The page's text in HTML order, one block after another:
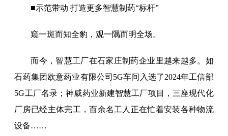
■示范带动 打造更多智慧制药“标杆”
窥一斑而知全豹，观一隅而明全场。
而今，智慧工厂在石家庄制药企业里越来越多。如
石药集团欧意药业有限公司5G车间入选了2024年工信部
5G工厂名录；神威药业新建智慧工厂项目，三座现代化
厂房已经主体完工，百余名工人正在忙着安装各种物流
设备……